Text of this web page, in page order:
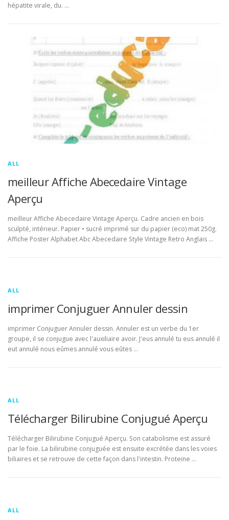
hépatite virale, du. …
ALL
meilleur Affiche Abecedaire Vintage
Aperçu
meilleur Affiche Abecedaire Vintage Aperçu. Cadre ancien en bois
sculpté, intérieur. Papier • sucré imprimé sur du papier (eco) mat 250g.
Affiche Poster Alphabet Abc Abecedaire Style Vintage Retro Anglais …
ALL
imprimer Conjuguer Annuler dessin
imprimer Conjuguer Annuler dessin. Annuler est un verbe du 1er
groupe, il se conjugue avec l'auxiliaire avoir. J'eus annulé tu eus annulé il
eut annulé nous eûmes annulé vous eûtes …
ALL
Télécharger Bilirubine Conjugué Aperçu
Télécharger Bilirubine Conjugué Aperçu. Son catabolisme est assuré
par le foie. La bilirubine conjuguée est ensuite excrétée dans les voies
biliaires et se retrouve de cette façon dans l'intestin. Proteine …
ALL